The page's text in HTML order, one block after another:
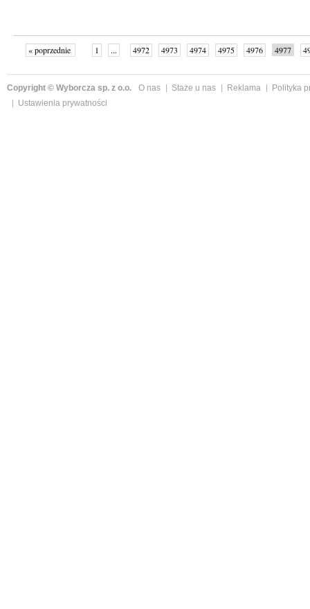
« poprzednie 1 ... 4972 4973 4974 4975 4976 4977
Copyright © Wyborcza sp. z o.o. O nas Staże u nas Reklama
Polityka
Ustawienia prywatności